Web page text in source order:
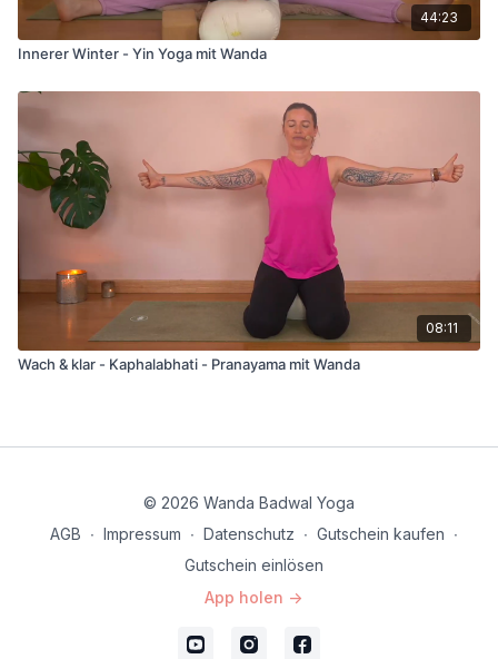
44:23
Innerer Winter - Yin Yoga mit Wanda
08:11
Wach & klar - Kaphalabhati - Pranayama mit Wanda
© 2026 Wanda Badwal Yoga
AGB ∙ Impressum ∙ Datenschutz ∙ Gutschein kaufen ∙
Gutschein einlösen
App holen ->